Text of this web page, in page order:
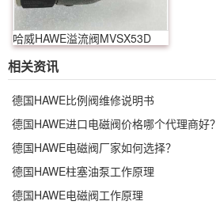
哈威HAWE溢流阀MVSX53D
相关资讯
德国HAWE比例阀维修说明书
德国HAWE进口电磁阀价格哪个代理商好？
德国HAWE电磁阀厂家如何选择？
德国HAWE柱塞油泵工作原理
德国HAWE电磁阀工作原理